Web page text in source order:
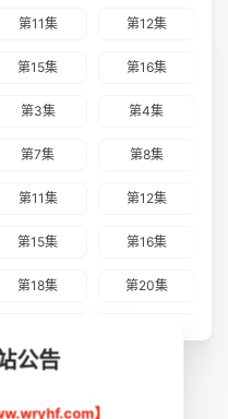
第11集 第12集
第15集 第16集
第3集 第4集
第7集 第8集
第11集 第12集
第15集 第16集
第18集 第20集
第27集
公告
】